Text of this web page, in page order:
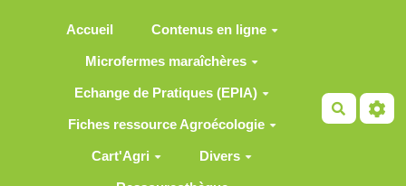
Accueil Contenus en ligne
Microfermes maraîchères
Echange de Pratiques (EPIA)
Fiches ressource Agroécologie
Cart'Agri Divers